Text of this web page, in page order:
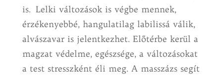
is. Lelki változások is végbe mennek,
érzékenyebbé, hangulatilag labilissá válik,
alvászavar is jelentkezhet. Előtérbe kerül a
magzat védelme, egészsége, a változásokat
a test stresszként éli meg. A masszázs segít